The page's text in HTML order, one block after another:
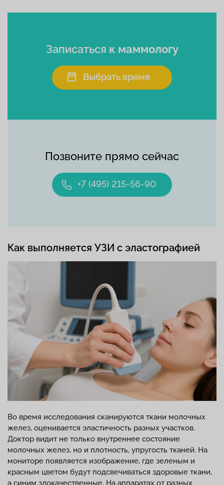
Позвоните прямо сейчас
+7 (495) 215-56-90
Записаться к маммологу
Выбрать время
Как выполняется УЗИ с эластографией
Во время исследования сканируются ткани молочных
желез, оценивается эластичность разных участков.
Доктор видит не только внутреннее состояние
молочных желез, но и плотность, упругость тканей. На
мониторе появляется изображение, где зеленым и
красным цветом будут подсвечиваться здоровые ткани,
а синим злокачественные. На аппаратах от разных